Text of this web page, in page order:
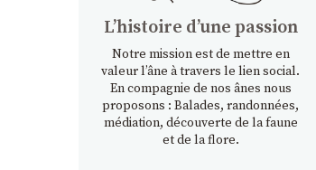
Lʼhistoire dʼune passion
Notre mission est de mettre en
valeur l’âne à travers le lien social.
En compagnie de nos ânes nous
proposons : Balades, randonnées,
médiation, découverte de la faune
et de la flore.